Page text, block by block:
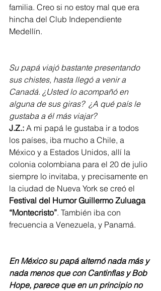
familia. Creo si no estoy mal que era
hincha del Club Independiente
Medellín.
Su papá viajó bastante presentando
sus chistes, hasta llegó a venir a
Canadá. ¿Usted lo acompañó en
alguna de sus giras?  ¿A qué país le
gustaba a él más viajar?
J.Z.: A mi papá le gustaba ir a todos
los países, iba mucho a Chile, a
México y a Estados Unidos, allí la
colonia colombiana para el 20 de julio
siempre lo invitaba, y precisamente en
la ciudad de Nueva York se creó el
Festival del Humor Guillermo Zuluaga
“Montecristo”. También iba con
frecuencia a Venezuela, y Panamá.
En México su papá alternó nada más y
nada menos que con Cantinflas y Bob
Hope, parece que en un principio no